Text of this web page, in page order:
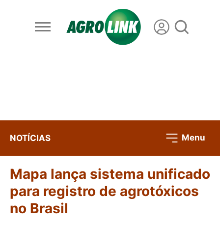
NOTÍCIAS Menu
Mapa lança sistema unificado
para registro de agrotóxicos
no Brasil